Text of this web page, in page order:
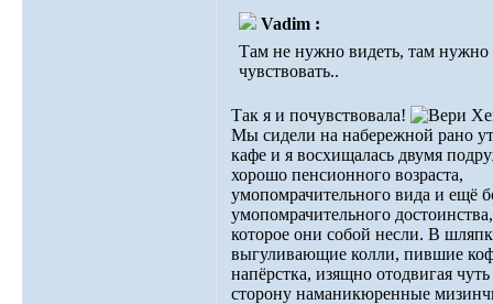
Vadim :
Там не нужно видеть, там нужно
чувствовать..
Так я и почувствовала!
Мы сидели на набережной рано
кафе и я восхищалась двумя
хорошо пенсионного возраста,
умопомрачительного вида и ещё
умопомрачительного достоинства,
которое они собой несли. В
выгуливающие колли, пившие
напёрстка, изящно отодвигая чуть
сторону наманикюренные